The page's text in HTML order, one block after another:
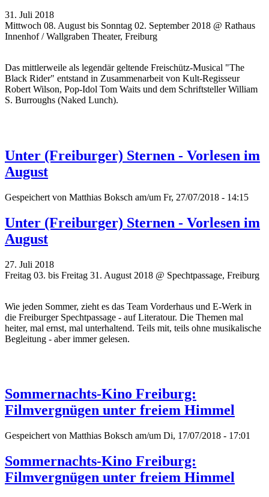
31. Juli 2018
Mittwoch 08. August bis Sonntag 02. September 2018 @ Rathaus
Innenhof / Wallgraben Theater, Freiburg
Das mittlerweile als legendär geltende Freischütz-Musical "The
Black Rider" entstand in Zusammenarbeit von Kult-Regisseur
Robert Wilson, Pop-Idol Tom Waits und dem Schriftsteller William
S. Burroughs (Naked Lunch).
Unter (Freiburger) Sternen - Vorlesen im
August
Gespeichert von Matthias Boksch am/um Fr, 27/07/2018 - 14:15
Unter (Freiburger) Sternen - Vorlesen im
August
27. Juli 2018
Freitag 03. bis Freitag 31. August 2018 @ Spechtpassage, Freiburg
Wie jeden Sommer, zieht es das Team Vorderhaus und E-Werk in
die Freiburger Spechtpassage - auf Literatour. Die Themen mal
heiter, mal ernst, mal unterhaltend. Teils mit, teils ohne musikalische
Begleitung - aber immer gelesen.
Sommernachts-Kino Freiburg:
Filmvergnügen unter freiem Himmel
Gespeichert von Matthias Boksch am/um Di, 17/07/2018 - 17:01
Sommernachts-Kino Freiburg:
Filmvergnügen unter freiem Himmel